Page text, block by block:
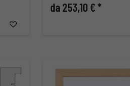
da 253,10 € *